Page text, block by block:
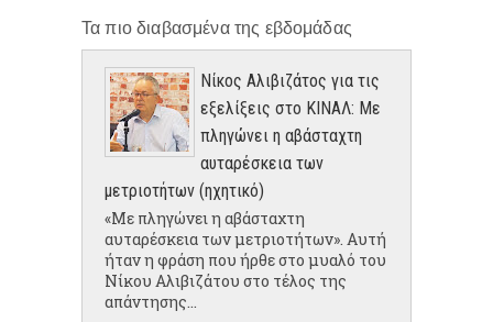
Τα πιο διαβασμένα της εβδομάδας
Νίκος Αλιβιζάτος για τις
εξελίξεις στο ΚΙΝΑΛ: Με
πληγώνει η αβάσταχτη
αυταρέσκεια των
μετριοτήτων (ηχητικό)
«Με πληγώνει η αβάσταχτη
αυταρέσκεια των μετριοτήτων». Αυτή
ήταν η φράση που ήρθε στο μυαλό του
Νίκου Αλιβιζάτου στο τέλος της
απάντησης...